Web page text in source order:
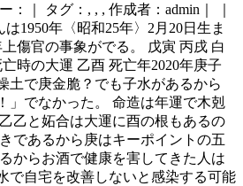
：｜ タグ：, , , 作成者：admin｜ ｜
1950年〈昭和25年〉2月20日生ま
傷官の事象がでる。 戊寅 丙戌 白
時の大運 乙酉 死亡年2020年庚子
土で庚金脆？でも子水があるから
」でなかった。 命造は年運で木剋
乙と妬合は大運に酉の根もあるの
であるから庚はキーポイントの五
からお酒で健康を害してきた人は
で自宅を改善しないと感染する可能